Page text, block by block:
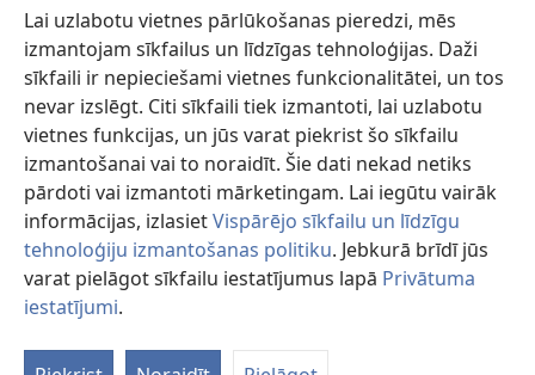
Lai uzlabotu vietnes pārlūkošanas pieredzi, mēs
izmantojam sīkfailus un līdzīgas tehnoloģijas. Daži
sīkfaili ir nepieciešami vietnes funkcionalitātei, un tos
nevar izslēgt. Citi sīkfaili tiek izmantoti, lai uzlabotu
vietnes funkcijas, un jūs varat piekrist šo sīkfailu
izmantošanai vai to noraidīt. Šie dati nekad netiks
pārdoti vai izmantoti mārketingam. Lai iegūtu vairāk
informācijas, izlasietVispārējo sīkfailu un līdzīgu
tehnoloģiju izmantošanas politiku. Jebkurā brīdī jūs
varat pielāgot sīkfailu iestatījumus lapā Privātuma
iestatījumi.
new
Sargtorņa TIEŠSAISTES BIBLIOTĒKA
(opens
new
window)JW Hub ®
(opens
new
window)JW Library ®
Copyright© 2026 Watch Tower Bible and Tract Society of Pennsylvania.
LIETOŠANAS NOTEIKUMI